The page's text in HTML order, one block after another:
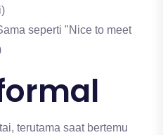
seperti "Nice to meet
terutama saat bertemu